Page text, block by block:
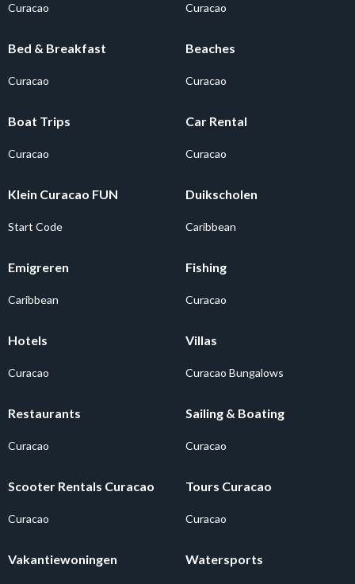
Curacao Curacao
Bed & Breakfast
Curacao
Beaches
Curacao
Boat Trips
Curacao
Car Rental
Curacao
Klein Curacao FUN
Start Code
Duikscholen
Caribbean
Emigreren
Caribbean
Fishing
Curacao
Hotels
Curacao
Villas
Curacao Bungalows
Restaurants
Curacao
Sailing & Boating
Curacao
Scooter Rentals Curacao
Curacao
Tours Curacao
Curacao
Vakantiewoningen Watersports